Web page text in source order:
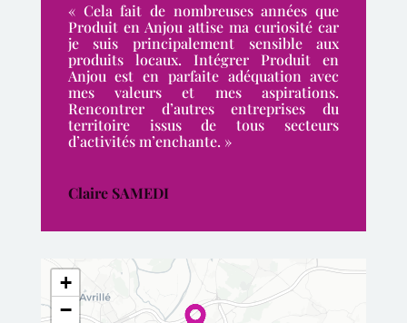
« Cela fait de nombreuses années que
Produit en Anjou attise ma curiosité car
je suis principalement sensible aux
produits locaux. Intégrer Produit en
Anjou est en parfaite adéquation avec
mes valeurs et mes aspirations.
Rencontrer d’autres entreprises du
territoire issus de tous secteurs
d’activités m’enchante. »
Claire SAMEDI
+
−